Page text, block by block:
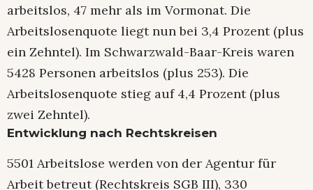
arbeitslos, 47 mehr als im Vormonat. Die
Arbeitslosenquote liegt nun bei 3,4 Prozent (plus
ein Zehntel). Im Schwarzwald-Baar-Kreis waren
5428 Personen arbeitslos (plus 253). Die
Arbeitslosenquote stieg auf 4,4 Prozent (plus
zwei Zehntel).
Entwicklung nach Rechtskreisen
5501 Arbeitslose werden von der Agentur für
Arbeit betreut (Rechtskreis SGB III), 330